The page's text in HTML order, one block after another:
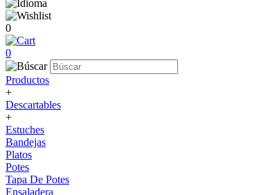
0
0
Productos
+
Descartables
+
Estuches
Bandejas
Platos
Potes
Tapa De Potes
Ensaladera